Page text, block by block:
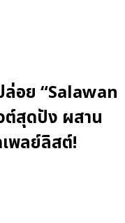
อย “Salawan
ต์สุดปัง ผสาน
พลย์ลิสต์!